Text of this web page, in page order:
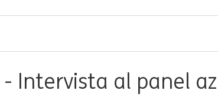
- Intervista al panel